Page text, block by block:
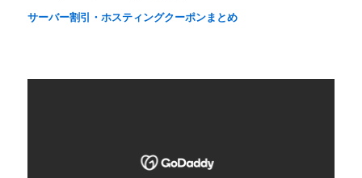
サーバー割引・ホスティングクーポンまとめ